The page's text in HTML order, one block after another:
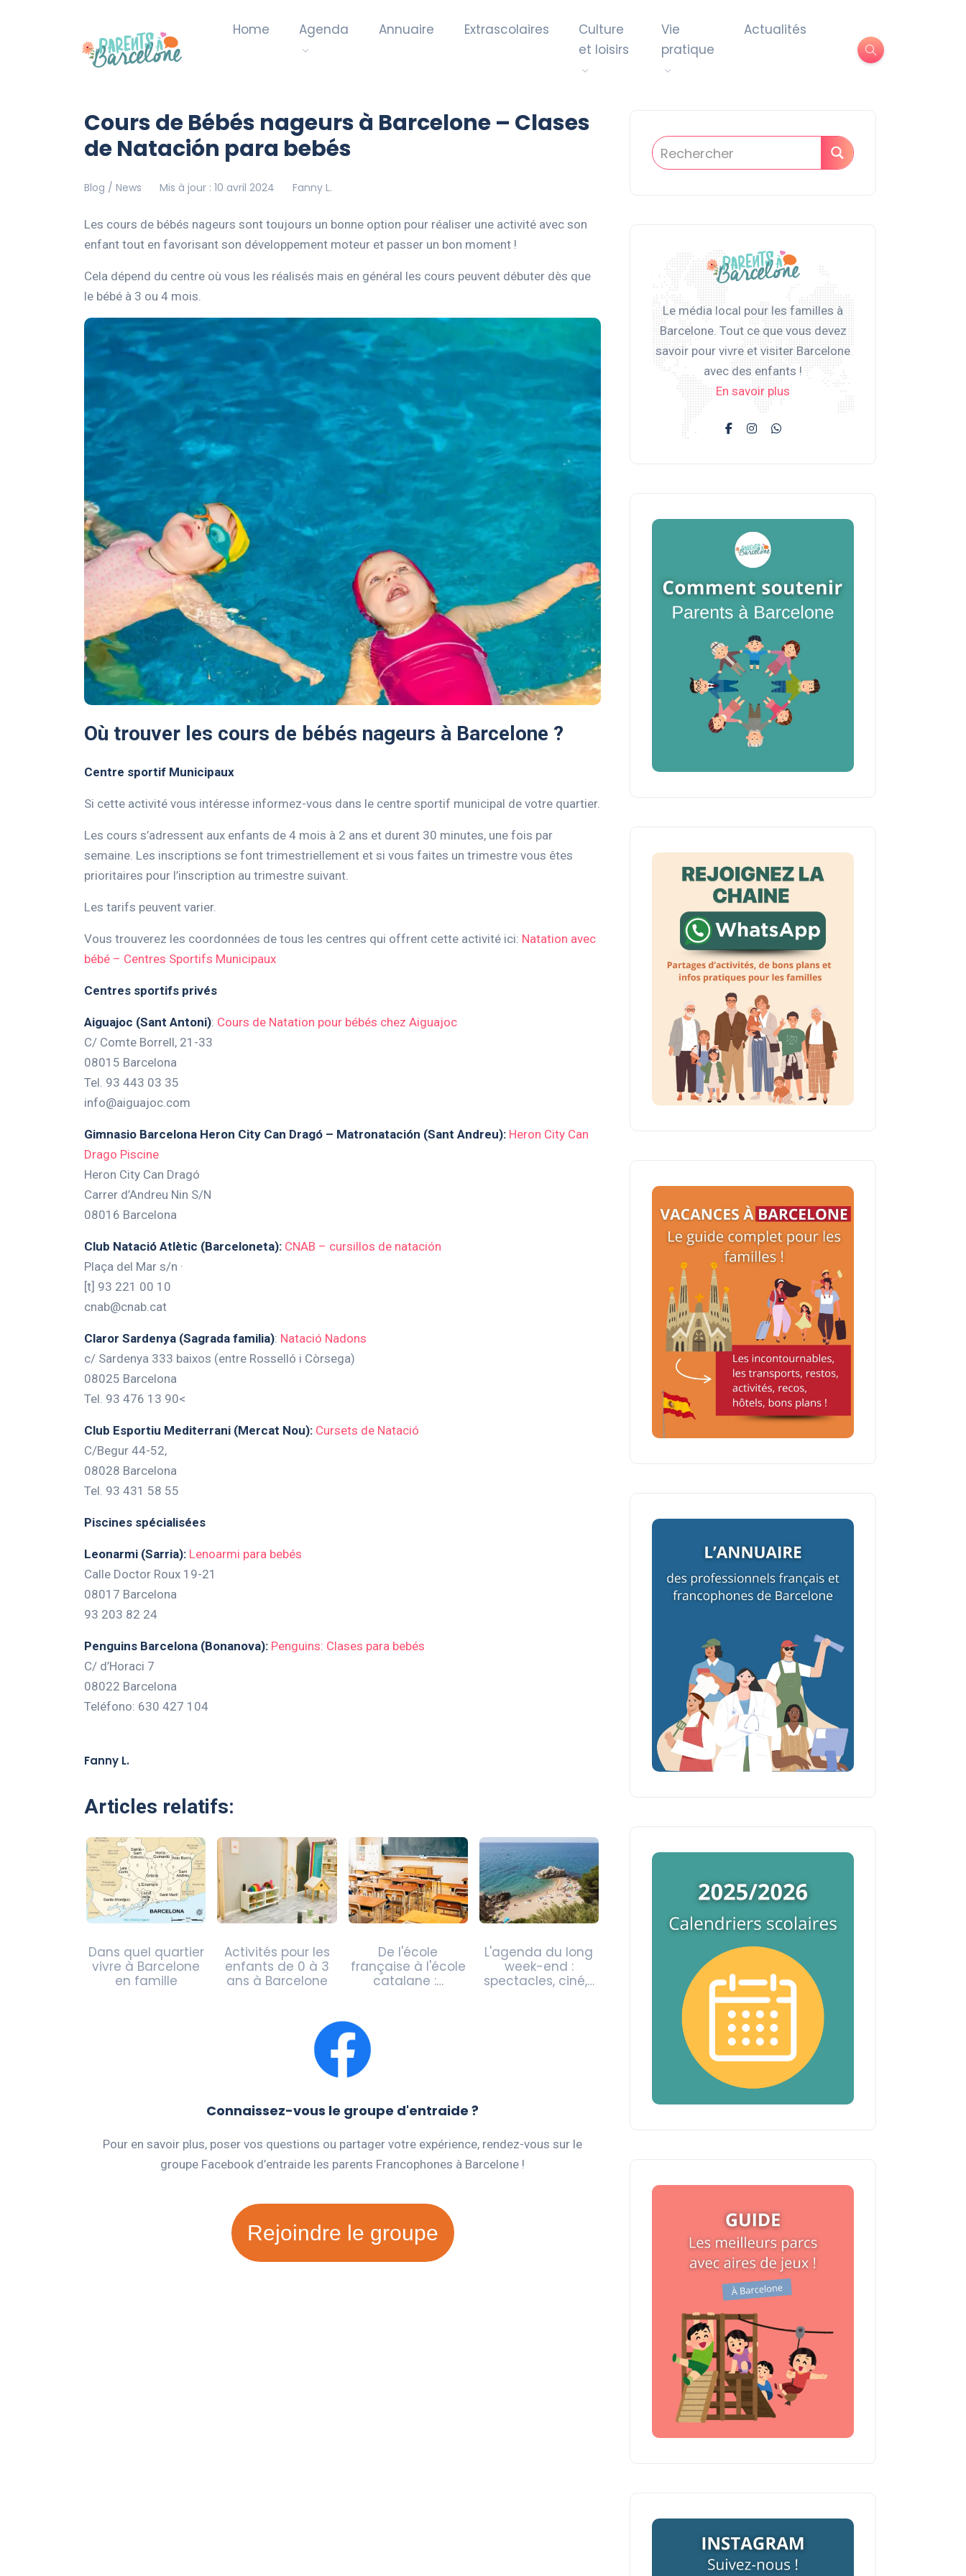
Home Agenda Annuaire Extrascolaires
Culture
et loisirs
Vie
pratique
Actualités
Cours de Bébés nageurs à Barcelone – Clases
de Natación para bebés
Blog / News Mis à jour : 10 avril 2024 Fanny L.
Les cours de bébés nageurs sont toujours un bonne option pour réaliser une activité avec son
enfant tout en favorisant son développement moteur et passer un bon moment !
Cela dépend du centre où vous les réalisés mais en général les cours peuvent débuter dès que
le bébé à 3 ou 4 mois.
Où trouver les cours de bébés nageurs à Barcelone ?
Centre sportif Municipaux
Si cette activité vous intéresse informez-vous dans le centre sportif municipal de votre quartier.
Les cours s’adressent aux enfants de 4 mois à 2 ans et durent 30 minutes, une fois par
semaine. Les inscriptions se font trimestriellement et si vous faites un trimestre vous êtes
prioritaires pour l’inscription au trimestre suivant.
Les tarifs peuvent varier.
Vous trouverez les coordonnées de tous les centres qui offrent cette activité ici: Natation avec
bébé – Centres Sportifs Municipaux
Centres sportifs privés
Aiguajoc (Sant Antoni): Cours de Natation pour bébés chez Aiguajoc
C/ Comte Borrell, 21-33
08015 Barcelona
Tel. 93 443 03 35
info@aiguajoc.com
Gimnasio Barcelona Heron City Can Dragó – Matronatación (Sant Andreu): Heron City Can
Drago Piscine
Heron City Can Dragó
Carrer d’Andreu Nin S/N
08016 Barcelona
Club Natació Atlètic (Barceloneta): CNAB – cursillos de natación
Plaça del Mar s/n ·
[t] 93 221 00 10
cnab@cnab.cat
Claror Sardenya (Sagrada familia): Natació Nadons
c/ Sardenya 333 baixos (entre Rosselló i Còrsega)
08025 Barcelona
Tel. 93 476 13 90<
Club Esportiu Mediterrani (Mercat Nou): Cursets de Natació
C/Begur 44-52,
08028 Barcelona
Tel. 93 431 58 55
Piscines spécialisées
Leonarmi (Sarria): Lenoarmi para bebés
Calle Doctor Roux 19-21
08017 Barcelona
93 203 82 24
Penguins Barcelona (Bonanova): Penguins: Clases para bebés
C/ d’Horaci 7
08022 Barcelona
Teléfono: 630 427 104
Fanny L.
Articles relatifs:
Dans quel quartier
vivre à Barcelone
en famille
Activités pour les
enfants de 0 à 3
ans à Barcelone
De l'école
française à l'école
catalane :…
L'agenda du long
week-end :
spectacles, ciné,…
Connaissez-vous le groupe d'entraide ?
Pour en savoir plus, poser vos questions ou partager votre expérience, rendez-vous sur le
groupe Facebook d’entraide les parents Francophones à Barcelone !
Rejoindre le groupe
Le média local pour les familles à
Barcelone. Tout ce que vous devez
savoir pour vivre et visiter Barcelone
avec des enfants !
En savoir plus